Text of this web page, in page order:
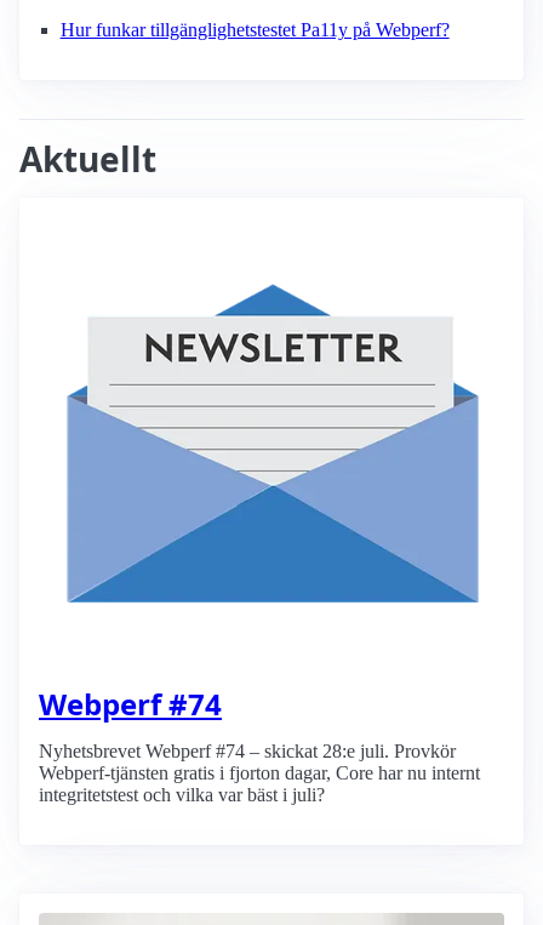
Hur funkar tillgänglighetstestet Pa11y på Webperf?
Aktuellt
Webperf #74
Nyhetsbrevet Webperf #74 – skickat 28:e juli. Provkör
Webperf-tjänsten gratis i fjorton dagar, Core har nu internt
integritetstest och vilka var bäst i juli?